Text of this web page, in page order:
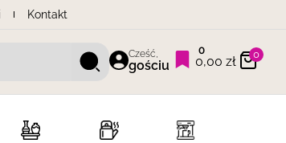
Kontakt
Cześć,
gościu
0
0,00 zł 0